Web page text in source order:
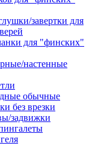
завертки для
для "финских"
настенные
обычные
без врезки
задвижки